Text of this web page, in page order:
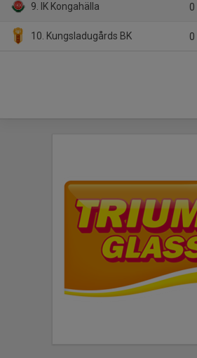
9. IK Kongahälla 0
10. Kungsladugårds BK 0